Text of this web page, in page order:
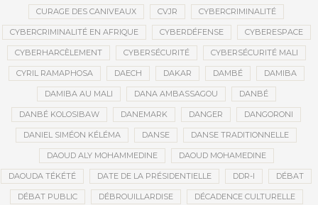
CURAGE DES CANIVEAUX CVJR CYBERCRIMINALITÉ
CYBERCRIMINALITÉ EN AFRIQUE CYBERDÉFENSE CYBERESPACE
CYBERHARCÈLEMENT CYBERSÉCURITÉ CYBERSÉCURITÉ MALI
CYRIL RAMAPHOSA DAECH DAKAR DAMBÉ DAMIBA
DAMIBA AU MALI DANA AMBASSAGOU DANBÉ
DANBÉ KOLOSIBAW DANEMARK DANGER DANGORONI
DANIEL SIMÉON KÉLÉMA DANSE DANSE TRADITIONNELLE
DAOUD ALY MOHAMMEDINE DAOUD MOHAMEDINE
DAOUDA TÉKÉTÉ DATE DE LA PRÉSIDENTIELLE DDR-I DÉBAT
DÉBAT PUBLIC DÉBROUILLARDISE DÉCADENCE CULTURELLE